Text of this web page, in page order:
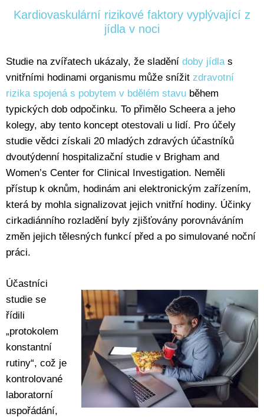
Kardiovaskulární rizikové faktory vyplývající z
jídla v noci
Studie na zvířatech ukázaly, že sladění doby jídlas
vnitřními hodinami organismu může snížit zdravotní
rizika spojená s pobytem v bdělém stavu během
typických dob odpočinku. To přimělo Scheera a jeho
kolegy, aby tento koncept otestovali u lidí. Pro účely
studie vědci získali 20 mladých zdravých účastníků
dvoutýdenní hospitalizační studie v Brigham and
Women’s Center for Clinical Investigation. Neměli
přístup k oknům, hodinám ani elektronickým zařízením,
která by mohla signalizovat jejich vnitřní hodiny. Účinky
cirkadiánního rozladění byly zjišťovány porovnáváním
změn jejich tělesných funkcí před a po simulované noční
práci.
Účastníci
studie se
řídili
„protokolem
konstantní
rutiny“, což je
kontrolované
laboratorní
uspořádání,